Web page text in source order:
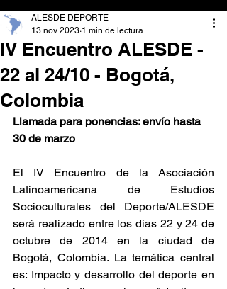
IV Encuentro ALESDE -
22 al 24/10 - Bogotá,
Colombia
ALESDE DEPORTE
13 nov 2023 1 min de lectura
Llamada para ponencias: envío hasta
30 de marzo
El IV Encuentro de la Asociación
Latinoamericana de Estudios
Socioculturales del Deporte/ALESDE
será realizado entre los dias 22 y 24 de
octubre de 2014 en la ciudad de
Bogotá, Colombia. La temática central
es: Impacto y desarrollo del deporte en